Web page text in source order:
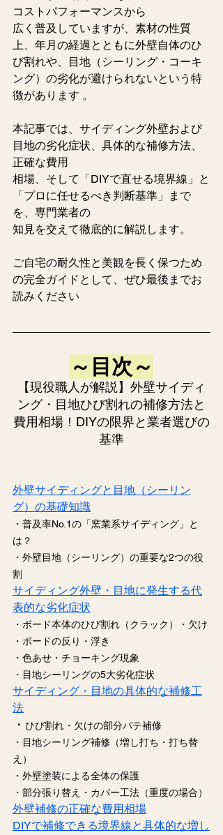
コストパフォーマンスから
広く普及していますが、素材の性質
上、年月の経過とともに外壁自体のひ
び割れや、目地（シーリング・コーキ
ング）の劣化が避けられないという特
徴があります 。
本記事では、サイディング外壁および
目地の劣化症状、具体的な補修方法、
正確な費用
相場、そして「DIYで直せる境界線」と
「プロに任せるべき判断基準」まで
を、専門業者の
知見を交えて徹底的に解説します。
ご自宅の耐久性と美観を長く保つため
の完全ガイドとして、ぜひ最後までお
読みください
～目次～
【現役職人が解説】外壁サイディ
ング・目地ひび割れの補修方法と
費用相場！DIYの限界と業者選びの
基準
外壁サイディングと目地（シーリン
グ）の基礎知識
・普及率No.1の「窯業系サイディング」と
は？
・外壁目地（シーリング）の重要な2つの役
割
サイディング外壁・目地に発生する代
表的な劣化症状
・ボード本体のひび割れ（クラック）・欠け
・ボードの反り・浮き
・色あせ・チョーキング現象
・目地シーリングの5大劣化症状
サイディング・目地の具体的な補修工
法
・ ひび割れ・欠けの部分パテ補修
・目地シーリング補修（増し打ち・打ち替
え）
・外壁塗装による全体の保護
・部分張り替え・カバー工法（重度の場合）
外壁補修の正確な費用相場
DIYで補修できる境界線と具体的な増し